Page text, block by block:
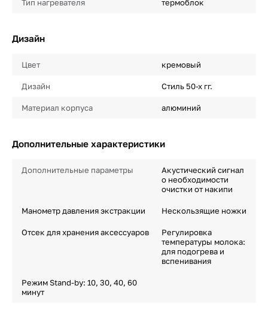
Тип нагревателя термоблок
Дизайн
Цвет кремовый
Дизайн Стиль 50-х гг.
Материал корпуса алюминий
Дополнительные характеристики
Дополнительные параметры
Акустический сигнал
о необходимости
очистки от накипи
Манометр давления экстракции Нескользящие ножки
Отсек для хранения аксессуаров
Регулировка
температуры молока:
для подогрева и
вспенивания
Режим Stand-by: 10, 30, 40, 60
минут